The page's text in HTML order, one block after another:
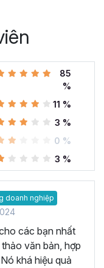
TRONG
cùng quan trọng
cung cấp các tính
thảo, biên tập tài
như:
văn bản chuyên
nhau như luật, kế
lĩnh vực khác. Với
tạo ra các tài liệu
bài giảng, tài liệu
85
%
11 %
3 %
0 %
3 %
doanh nghiệp
các bạn nhất
văn bản, hợp
khá hiệu quả